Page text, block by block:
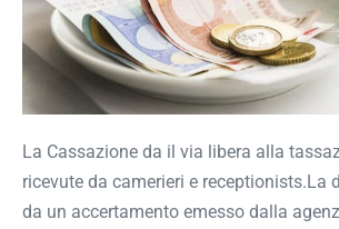
La Cassazione da il via libera alla
ricevute da camerieri e receptionists.La
da un accertamento emesso dalla